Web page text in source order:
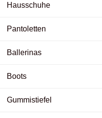
Hausschuhe
Pantoletten
Ballerinas
Boots
Gummistiefel